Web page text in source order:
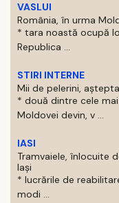
VASLUI
România, în urma
* tara noastă ocupă
Republica ...
STIRI INTERNE
Mii de pelerini,
* două dintre cele
Moldovei devin, v ...
IASI
Tramvaiele, înlocuite
Iași
* lucrările de
modi ...